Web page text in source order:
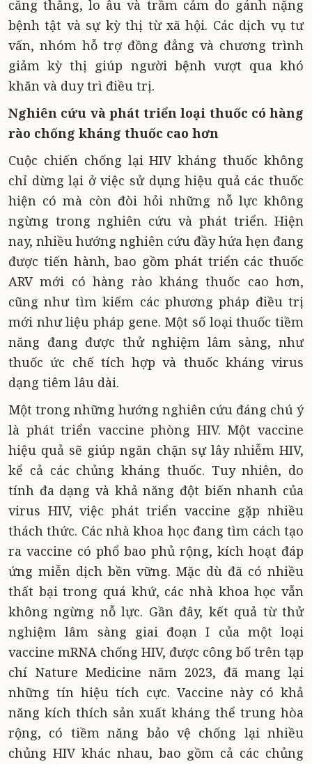
căng thẳng, lo âu và trầm cảm do gánh nặng
bệnh tật và sự kỳ thị từ xã hội. Các dịch vụ tư
vấn, nhóm hỗ trợ đồng đẳng và chương trình
giảm kỳ thị giúp người bệnh vượt qua khó
khăn và duy trì điều trị.
Nghiên cứu và phát triển loại thuốc có hàng
rào chống kháng thuốc cao hơn
Cuộc chiến chống lại HIV kháng thuốc không
chỉ dừng lại ở việc sử dụng hiệu quả các thuốc
hiện có mà còn đòi hỏi những nỗ lực không
ngừng trong nghiên cứu và phát triển. Hiện
nay, nhiều hướng nghiên cứu đầy hứa hẹn đang
được tiến hành, bao gồm phát triển các thuốc
ARV mới có hàng rào kháng thuốc cao hơn,
cũng như tìm kiếm các phương pháp điều trị
mới như liệu pháp gene. Một số loại thuốc tiềm
năng đang được thử nghiệm lâm sàng, như
thuốc ức chế tích hợp và thuốc kháng virus
dạng tiêm lâu dài.
Một trong những hướng nghiên cứu đáng chú ý
là phát triển vaccine phòng HIV. Một vaccine
hiệu quả sẽ giúp ngăn chặn sự lây nhiễm HIV,
kể cả các chủng kháng thuốc. Tuy nhiên, do
tính đa dạng và khả năng đột biến nhanh của
virus HIV, việc phát triển vaccine gặp nhiều
thách thức. Các nhà khoa học đang tìm cách tạo
ra vaccine có phổ bao phủ rộng, kích hoạt đáp
ứng miễn dịch bền vững. Mặc dù đã có nhiều
thất bại trong quá khứ, các nhà khoa học vẫn
không ngừng nỗ lực. Gần đây, kết quả từ thử
nghiệm lâm sàng giai đoạn I của một loại
vaccine mRNA chống HIV, được công bố trên tạp
chí Nature Medicine năm 2023, đã mang lại
những tín hiệu tích cực. Vaccine này có khả
năng kích thích sản xuất kháng thể trung hòa
rộng, có tiềm năng bảo vệ chống lại nhiều
chủng HIV khác nhau, bao gồm cả các chủng